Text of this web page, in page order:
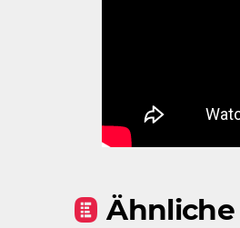
Ähnliche